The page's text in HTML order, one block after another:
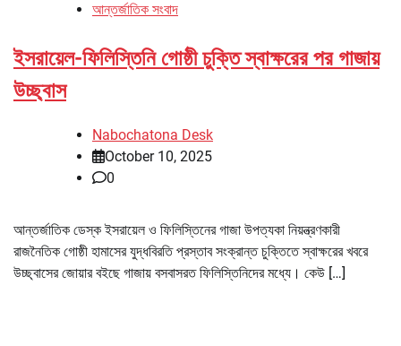
আন্তর্জাতিক সংবাদ
ইসরায়েল-ফিলিস্তিনি গোষ্ঠী চুক্তি স্বাক্ষরের পর গাজায়
উচ্ছ্বাস
Nabochatona Desk
October 10, 2025
0
আন্তর্জাতিক ডেস্ক ইসরায়েল ও ফিলিস্তিনের গাজা উপত্যকা নিয়ন্ত্রণকারী
রাজনৈতিক গোষ্ঠী হামাসের যুদ্ধবিরতি প্রস্তাব সংক্রান্ত চুক্তিতে স্বাক্ষরের খবরে
উচ্ছ্বাসের জোয়ার বইছে গাজায় বসবাসরত ফিলিস্তিনিদের মধ্যে। কেউ […]